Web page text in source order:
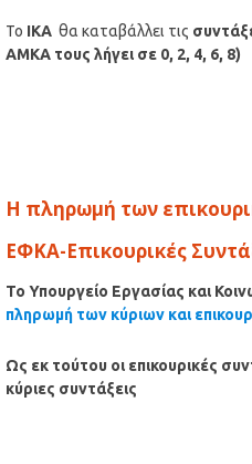
Το ΙΚΑ θα καταβάλλει τις
ΑΜΚΑ τους λήγει σε 0, 2, 4, 6, 8)
Η πληρωμή των
ΕΦΚΑ-Επικουρικές
Το Υπουργείο Εργασίας και
πληρωμή των κύριων και
Ως εκ τούτου οι επικουρικές
κύριες συντάξεις